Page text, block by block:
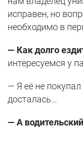
исправен, но
необходимо в
— Как долго
интересуемся у
— Я её не
досталась…
— А